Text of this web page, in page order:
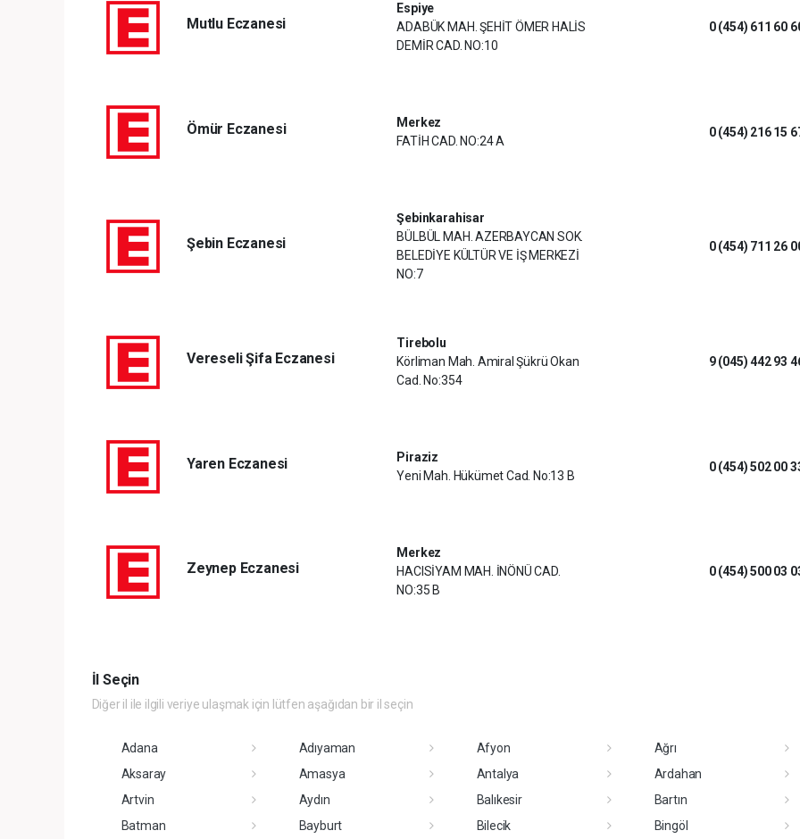
Mutlu Eczanesi
Espiye
ADABÜK MAH. ŞEHİT ÖMER HALİS
DEMİR CAD. NO:10
0 (454) 611 60
Ömür Eczanesi
Merkez
FATİH CAD. NO:24 A
0 (454) 216 15
Şebin Eczanesi
Şebinkarahisar
BÜLBÜL MAH. AZERBAYCAN SOK.
BELEDİYE KÜLTÜR VE İŞ MERKEZİ
NO:7
0 (454) 711 26
Vereseli Şifa Eczanesi
Tirebolu
Körliman Mah. Amiral Şükrü Okan
Cad. No:354
9 (045) 442 93
Yaren Eczanesi
Piraziz
Yeni Mah. Hükümet Cad. No:13 B
0 (454) 502 00
Zeynep Eczanesi
Merkez
HACISİYAM MAH. İNÖNÜ CAD.
NO:35 B
0 (454) 500 03
İl Seçin
Diğer il ile ilgili veriye ulaşmak için lütfen aşağıdan bir il seçin
Adana Adıyaman Afyon
Ağrı
Aksaray
Amasya Antalya
Ardahan
Artvin
Aydın Balıkesir
Bartın
Batman
Bayburt Bilecik
Bingöl